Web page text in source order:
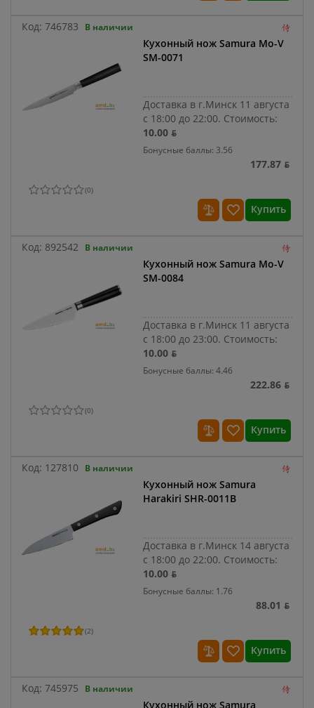
Код: 746783 В наличии
Кухонный нож Samura Mo-V
SM-0071
Доставка в г.Минск 11 августа
с 18:00 до 22:00. Стоимость:
10.00 ƃ
Бонусные баллы: 3.56
177.87 ƃ
(0)
Купить
Код: 892542 В наличии
Кухонный нож Samura Mo-V
SM-0084
Доставка в г.Минск 11 августа
с 18:00 до 23:00. Стоимость:
10.00 ƃ
Бонусные баллы: 4.46
222.86 ƃ
(0)
Купить
Код: 127810 В наличии
Кухонный нож Samura
Harakiri SHR-0011B
Доставка в г.Минск 14 августа
с 18:00 до 22:00. Стоимость:
10.00 ƃ
Бонусные баллы: 1.76
88.01 ƃ
(2)
Купить
Код: 745975 В наличии
Кухонный нож Samura